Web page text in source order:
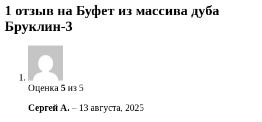
1 отзыв на Буфет из массива дуба
Бруклин-3
Оценка 5 из 5
Сергей А. – 13 августа, 2025